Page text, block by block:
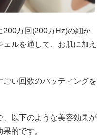
200万回(200万Hz)の細か
ルを通して、お肌に加え
い回数のパッティングを
以下のような美容効果が
的です。